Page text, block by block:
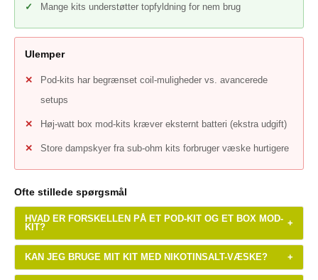
Mange kits understøtter topfyldning for nem brug
Ulemper
Pod-kits har begrænset coil-muligheder vs. avancerede
setups
Høj-watt box mod-kits kræver eksternt batteri (ekstra udgift)
Store dampskyer fra sub-ohm kits forbruger væske hurtigere
Ofte stillede spørgsmål
HVAD ER FORSKELLEN PÅ ET POD-KIT OG ET BOX MOD-
KIT?
+
KAN JEG BRUGE MIT KIT MED NIKOTINSALT-VÆSKE? +